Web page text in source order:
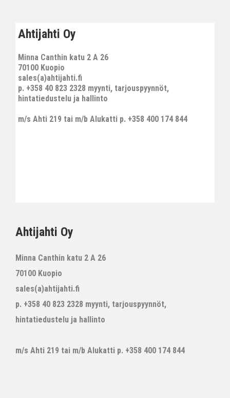
Ahtijahti Oy
Minna Canthin katu 2 A 26
70100 Kuopio
sales(a)ahtijahti.fi
p. +358 40 823 2328 myynti, tarjouspyynnöt,
hintatiedustelu ja hallinto
m/s Ahti 219 tai m/b Alukatti p. +358 400 174 844
Ahtijahti Oy
Minna Canthin katu 2 A 26
70100 Kuopio
sales(a)ahtijahti.fi
p. +358 40 823 2328 myynti, tarjouspyynnöt,
hintatiedustelu ja hallinto
m/s Ahti 219 tai m/b Alukatti p. +358 400 174 844